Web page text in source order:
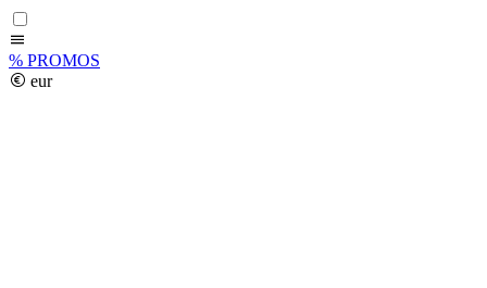
% PROMOS
eur